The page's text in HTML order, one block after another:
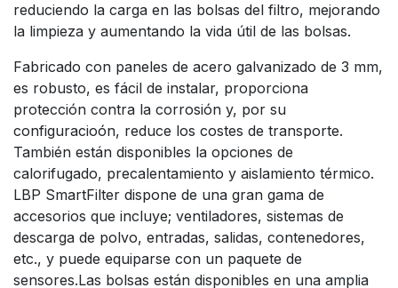
reduciendo la carga en las bolsas del filtro, mejorando
la limpieza y aumentando la vida útil de las bolsas.
Fabricado con paneles de acero galvanizado de 3 mm,
es robusto, es fácil de instalar, proporciona
protección contra la corrosión y, por su
configuracioón, reduce los costes de transporte.
También están disponibles la opciones de
calorifugado, precalentamiento y aislamiento térmico.
LBP SmartFilter dispone de una gran gama de
accesorios que incluye; ventiladores, sistemas de
descarga de polvo, entradas, salidas, contenedores,
etc., y puede equiparse con un paquete de
sensores.Las bolsas están disponibles en una amplia